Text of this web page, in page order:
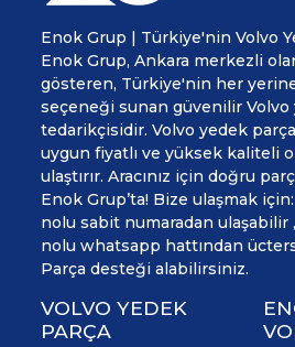
Enok Grup | Türkiye'nin Volvo
Enok Grup, Ankara merkezli
gösteren, Türkiye'nin her yerine
seçeneği sunan güvenilir Volvo
tedarikçisidir. Volvo yedek
uygun fiyatlı ve yüksek kaliteli
ulaştırır. Aracınız için doğru
Enok Grup’ta! Bize ulaşmak
nolu sabit numaradan ulaşabilir
nolu whatsapp hattından
Parça desteği alabilirsiniz.
VOLVO YEDEK
PARÇA